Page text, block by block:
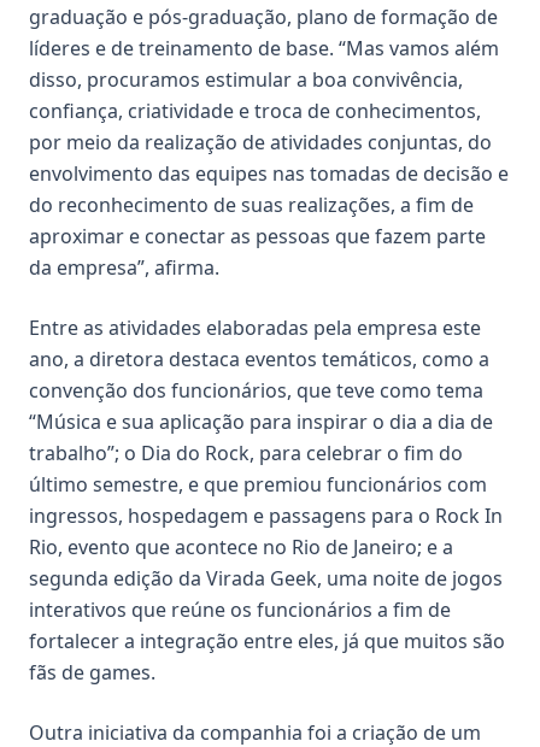
graduação e pós-graduação, plano de formação de
líderes e de treinamento de base. “Mas vamos além
disso, procuramos estimular a boa convivência,
confiança, criatividade e troca de conhecimentos,
por meio da realização de atividades conjuntas, do
envolvimento das equipes nas tomadas de decisão e
do reconhecimento de suas realizações, a fim de
aproximar e conectar as pessoas que fazem parte
da empresa”, afirma.
Entre as atividades elaboradas pela empresa este
ano, a diretora destaca eventos temáticos, como a
convenção dos funcionários, que teve como tema
“Música e sua aplicação para inspirar o dia a dia de
trabalho”; o Dia do Rock, para celebrar o fim do
último semestre, e que premiou funcionários com
ingressos, hospedagem e passagens para o Rock In
Rio, evento que acontece no Rio de Janeiro; e a
segunda edição da Virada Geek, uma noite de jogos
interativos que reúne os funcionários a fim de
fortalecer a integração entre eles, já que muitos são
fãs de games.
Outra iniciativa da companhia foi a criação de um